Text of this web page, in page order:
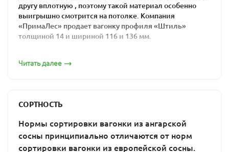
«Распродажа».
Плюсы вагонки из ангарской сосны «Штиль»
внутренней отделки помещений:
помещении,
поддержание оптимального уровня
влажности,
минимальное количество незначительных
другу вплотную , поэтому такой материал особенно
выигрышно смотрится на потолке. Компания
«ПримаЛес» продает вагонку профиля «Штиль»
толщиной 14 и шириной 116 и 136 мм.
Вагонка штиль 14х144. Ангарская сосна
Читать далее
СОРТНОСТЬ
Нормы сортировки вагонки из ангарской
сосны принципиально отличаются от норм
сортировки вагонки из европейской сосны.